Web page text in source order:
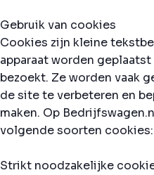
Gebruik van cookies
Cookies zijn kleine
apparaat worden
bezoekt. Ze worden vaak
de site te verbeteren en
maken. Op
volgende soorten cookies:
Strikt noodzakelijke